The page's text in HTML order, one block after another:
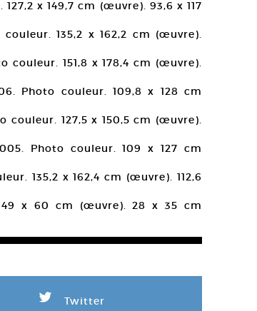
x 149,7 cm (œuvre). 93,6 x 117
135,2 x 162,2 cm (œuvre).
couleur. 151,8 x 178,4 cm (œuvre).
Photo couleur. 109,8 x 128 cm
couleur. 127,5 x 150,5 cm (œuvre).
Photo couleur. 109 x 127 cm
135,2 x 162,4 cm (œuvre). 112,6
x 60 cm (œuvre). 28 x 35 cm
L Twitter